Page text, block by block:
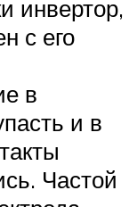
инвертор,
с его
в
и в
Частой